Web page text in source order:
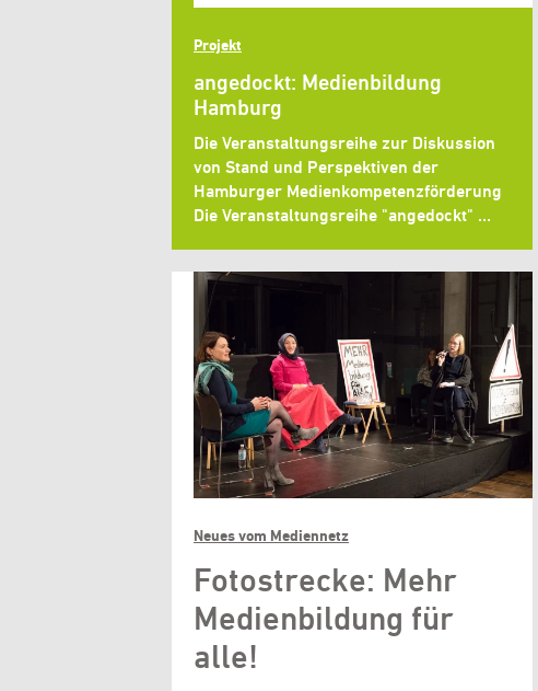
Projekt
angedockt: Medienbildung
Hamburg
Die Veranstaltungsreihe zur Diskussion
von Stand und Perspektiven der
Hamburger Medienkompetenzförderung
Die Veranstaltungsreihe "angedockt" …
Neues vom Mediennetz
Fotostrecke: Mehr
Medienbildung für
alle!